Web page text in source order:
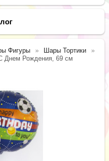
Фигуры
Шары Тортики
Днем Рождения, 69 см